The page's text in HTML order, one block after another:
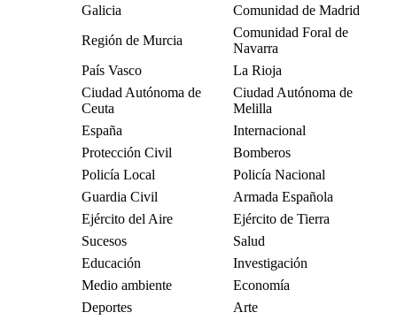
Galicia
Comunidad de Madrid
Región de Murcia
Comunidad Foral de
Navarra
País Vasco
La Rioja
Ciudad Autónoma de
Ceuta
Ciudad Autónoma de
Melilla
España
Internacional
Protección Civil
Bomberos
Policía Local
Policía Nacional
Guardia Civil
Armada Española
Ejército del Aire
Ejército de Tierra
Sucesos
Salud
Educación
Investigación
Medio ambiente
Economía
Deportes
Arte